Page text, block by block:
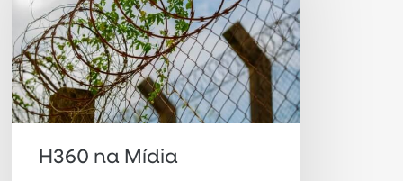
quebra
de
um
círculo
perverso”
H360 na Mídia